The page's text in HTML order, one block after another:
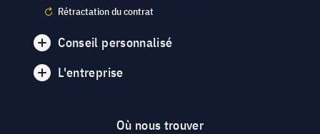
Rétractation du contrat
Conseil personnalisé
L'entreprise
Où nous trouver